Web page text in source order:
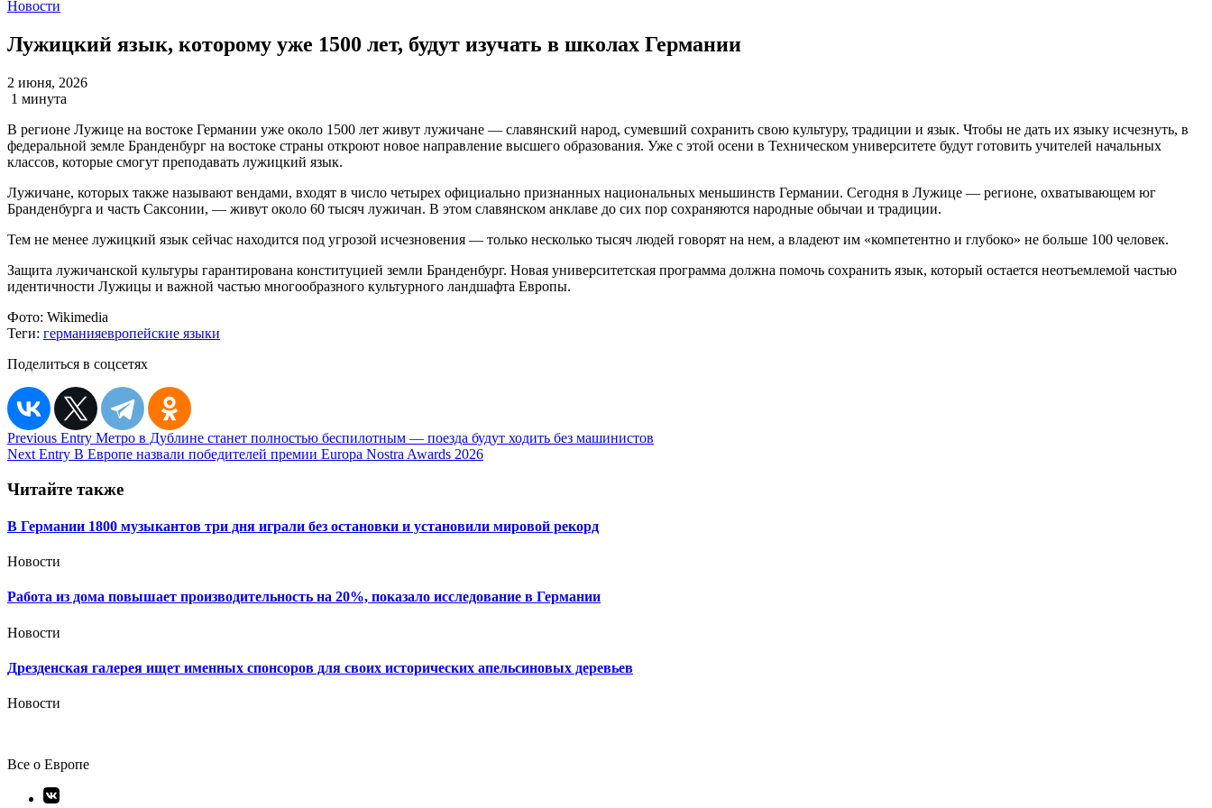
Новости
Лужицкий язык, которому уже 1500 лет, будут изучать в школах Германии
2 июня, 2026
1 минута
В регионе Лужице на востоке Германии уже около 1500 лет живут лужичане — славянский народ, сумевший сохранить свою культуру, традиции и язык. Чтобы не дать их языку исчезнуть, в
федеральной земле Бранденбург на востоке страны откроют новое направление высшего образования. Уже с этой осени в Техническом университете будут готовить учителей начальных
классов, которые смогут преподавать лужицкий язык.
Лужичане, которых также называют вендами, входят в число четырех официально признанных национальных меньшинств Германии. Сегодня в Лужице — регионе, охватывающем юг
Бранденбурга и часть Саксонии, — живут около 60 тысяч лужичан. В этом славянском анклаве до сих пор сохраняются народные обычаи и традиции.
Тем не менее лужицкий язык сейчас находится под угрозой исчезновения — только несколько тысяч людей говорят на нем, а владеют им «компетентно и глубоко» не больше 100 человек.
Защита лужичанской культуры гарантирована конституцией земли Бранденбург. Новая университетская программа должна помочь сохранить язык, который остается неотъемлемой частью
идентичности Лужицы и важной частью многообразного культурного ландшафта Европы.
Фото: Wikimedia
Теги: германияевропейские языки
Поделиться в соцсетях
Навигация
по
записям
Previous Entry Метро в Дублине станет полностью беспилотным — поезда будут ходить без машинистов
Next Entry В Европе назвали победителей премии Europa Nostra Awards 2026
Читайте также
В Германии 1800 музыкантов три дня играли без остановки и установили мировой рекорд
Новости
Работа из дома повышает производительность на 20%, показало исследование в Германии
Новости
Дрезденская галерея ищет именных спонсоров для своих исторических апельсиновых деревьев
Новости
Все о Европе
Элемент